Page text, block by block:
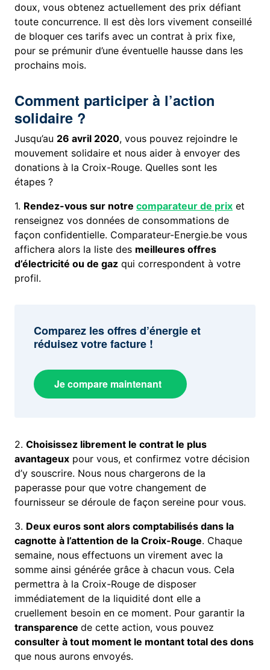
doux, vous obtenez actuellement des prix défiant
toute concurrence. Il est dès lors vivement conseillé
de bloquer ces tarifs avec un contrat à prix fixe,
pour se prémunir d’une éventuelle hausse dans les
prochains mois.
Comment participer à l’action
solidaire ?
Jusqu’au 26 avril 2020, vous pouvez rejoindre le
mouvement solidaire et nous aider à envoyer des
donations à la Croix-Rouge. Quelles sont les
étapes ?
1. Rendez-vous sur notrecomparateur de prix et
renseignez vos données de consommations de
façon confidentielle. Comparateur-Energie.be vous
affichera alors la liste des meilleures offres
d’électricité ou de gaz qui correspondent à votre
profil.
Comparez les offres d’énergie et
réduisez votre facture !
Je compare maintenant
2.Choisissez librement le contrat le plus
avantageux pour vous, et confirmez votre décision
d’y souscrire. Nous nous chargerons de la
paperasse pour que votre changement de
fournisseur se déroule de façon sereine pour vous.
3. Deux euros sont alors comptabilisés dans la
cagnotte à l’attention de la Croix-Rouge. Chaque
semaine, nous effectuons un virement avec la
somme ainsi générée grâce à chacun vous. Cela
permettra à la Croix-Rouge de disposer
immédiatement de la liquidité dont elle a
cruellement besoin en ce moment. Pour garantir la
transparencede cette action, vous pouvez
consulter à tout moment le montant total des dons
que nous aurons envoyés.